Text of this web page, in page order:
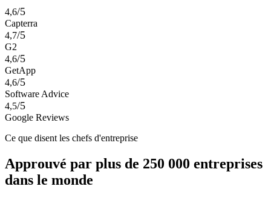
4,6/5
Capterra
4,7/5
G2
4,6/5
GetApp
4,6/5
Software Advice
4,5/5
Google Reviews
Ce que disent les chefs d'entreprise
Approuvé par plus de 250 000 entreprises
dans le monde